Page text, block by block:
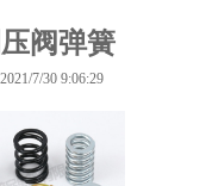
阀弹簧
7/30 9:06:29